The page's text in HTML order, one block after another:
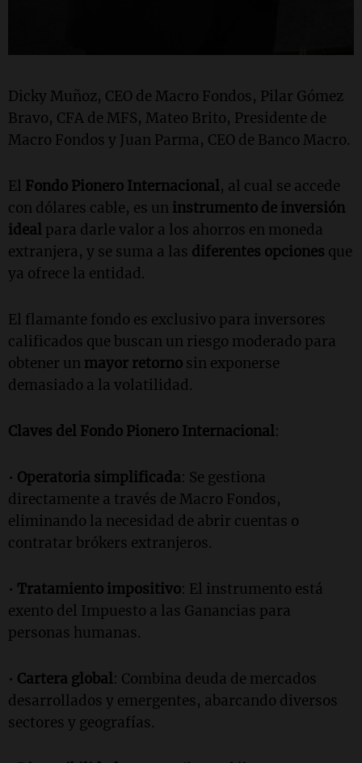
Dicky Muñoz, CEO de Macro Fondos, Pilar Gómez
Bravo, CFA de MFS, Mateo Brito, Presidente de
Macro Fondos y Juan Parma, CEO de Banco Macro.
El Fondo Pionero Internacional, al cual se accede
con dólares cable, es un instrumento de inversión
ideal para darle valor a los ahorros en moneda
extranjera, y se suma a las diferentes opciones que
ya ofrece la entidad.
El flamante fondo es exclusivo para inversores
calificados que buscan un riesgo moderado para
obtener un mayor retorno sin exponerse
demasiado a la volatilidad.
Claves del Fondo Pionero Internacional:
• Operatoria simplificada: Se gestiona
directamente a través de Macro Fondos,
eliminando la necesidad de abrir cuentas o
contratar brókers extranjeros.
• Tratamiento impositivo: El instrumento está
exento del Impuesto a las Ganancias para
personas humanas.
• Cartera global: Combina deuda de mercados
desarrollados y emergentes, abarcando diversos
sectores y geografías.